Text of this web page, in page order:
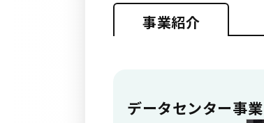
事業紹介
データセンター事業